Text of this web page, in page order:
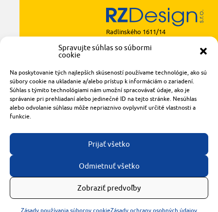
Spravujte súhlas so súbormi
cookie
Na poskytovanie tých najlepších skúseností používame technológie, ako sú
súbory cookie na ukladanie a/alebo prístup k informáciám o zariadení.
Súhlas s týmito technológiami nám umožní spracovávať údaje, ako je
správanie pri prehliadaní alebo jedinečné ID na tejto stránke. Nesúhlas
alebo odvolanie súhlasu môže nepriaznivo ovplyvniť určité vlastnosti a
funkcie.
Prijať všetko
Odmietnuť všetko
Zobraziť predvoľby
Zásady používania súborov cookieZásady ochrany osobných údajov
Radlinského 1611/14
made with
bytomashalo.com